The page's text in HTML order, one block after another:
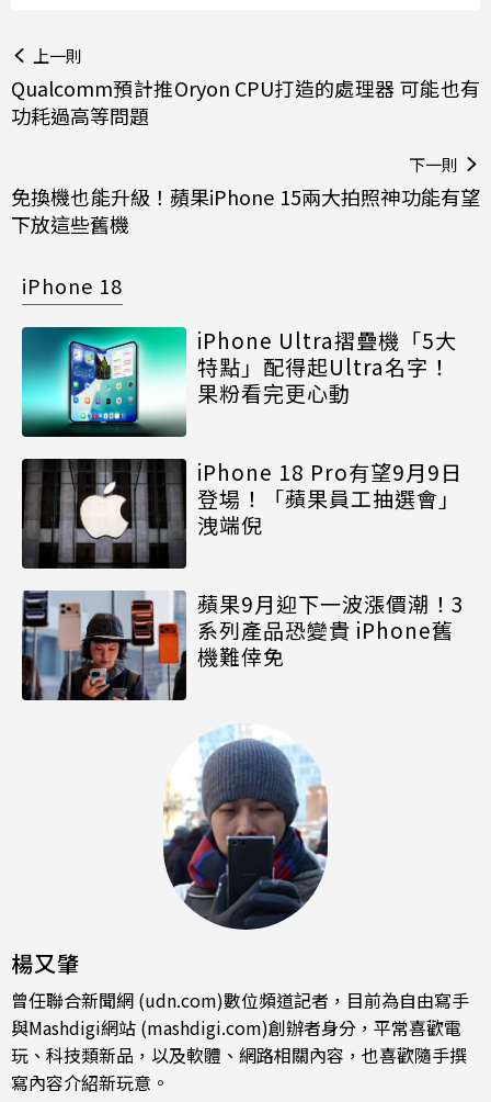
上一則
Qualcomm預計推Oryon CPU打造的處理器 可能也有
功耗過高等問題
下一則
免換機也能升級！蘋果iPhone 15兩大拍照神功能有望
下放這些舊機
iPhone 18
iPhone Ultra摺疊機「5大
特點」配得起Ultra名字！
果粉看完更心動
iPhone 18 Pro有望9月9日
登場！「蘋果員工抽選會」
洩端倪
蘋果9月迎下一波漲價潮！3
系列產品恐變貴 iPhone舊
機難倖免
楊又肇
曾任聯合新聞網 (udn.com)數位頻道記者，目前為自由寫手
與Mashdigi網站 (mashdigi.com)創辦者身分，平常喜歡電
玩、科技類新品，以及軟體、網路相關內容，也喜歡隨手撰
寫內容介紹新玩意。